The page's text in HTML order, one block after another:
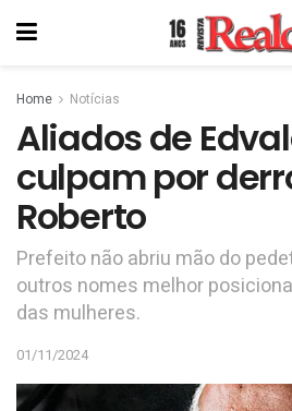
Home Notícias
Aliados de
culpam por
Roberto
Prefeito não abriu mão do
outros nomes melhor
das mulheres.
01/11/2024